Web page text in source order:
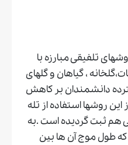
تلفیقی مبارزه با
، گیاهان و گلهای
دانشمندان بر کاهش
روشها استفاده از تله
هم ثبت گردیده است .به
طول موج آن ها بين